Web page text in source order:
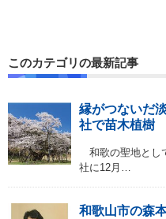
このカテゴリの最新記事
縁がつないだ
社で苗木植樹
和歌の聖地とし
社に12月…
和歌山市の森